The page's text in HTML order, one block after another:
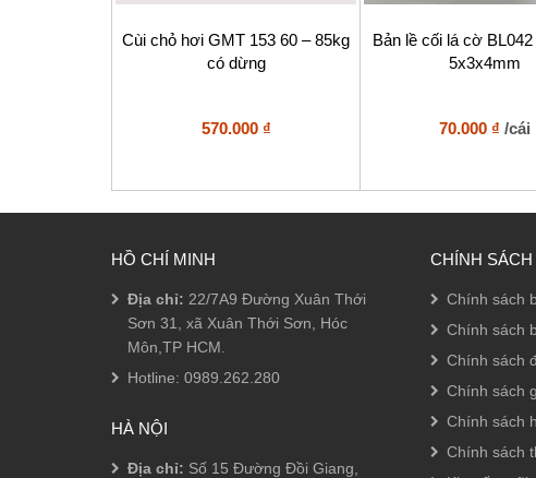
Cùi chỏ hơi GMT 153 60 – 85kg
có dừng
570.000 ₫
Bản lề cối lá cờ
5x3x4mm
70.000 ₫ /cái
HỒ CHÍ MINH
Địa chỉ: 22/7A9 Đường Xuân Thới
Sơn 31, xã Xuân Thới Sơn, Hóc
Môn,TP HCM.
Hotline: 0989.262.280
HÀ NỘI
Địa chỉ: Số 15 Đường Đồi Giang,
CHÍNH SÁCH
Chính sách
Chính sách
Chính sách
Chính sách
Chính sách
Chính sách